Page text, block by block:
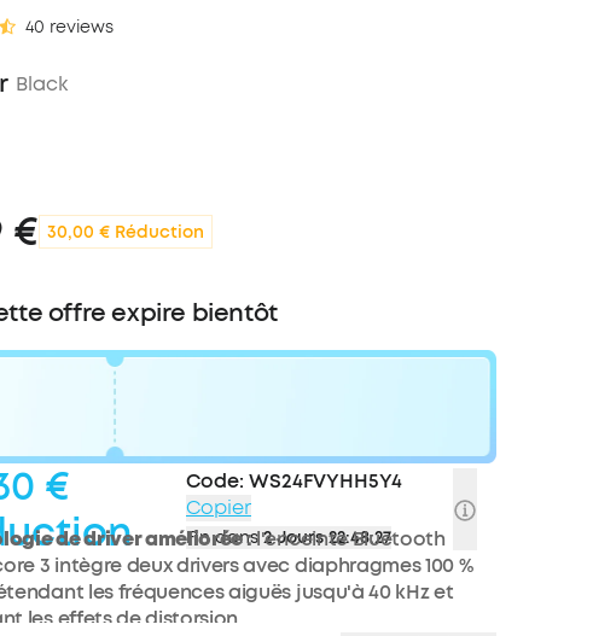
40 reviews
Black
€ 30,00 € Réduction
offre expire bientôt
€
Code: WS24FVYHH5Y4
Copier
Fin dans2 Jours 22:48:25
de driver améliorée :l'enceinte Bluetooth
3 intègre deux drivers avec diaphragmes 100 %
les fréquences aiguës jusqu'à 40 kHz et
les effets de distorsion.